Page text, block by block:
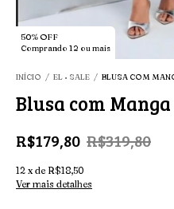
50% OFF
Comprando 12 ou mais
INÍCIO / EL • SALE / BLUSA COM
Blusa com
R$179,80 R$319,80
12 x de R$18,50
Ver mais detalhes